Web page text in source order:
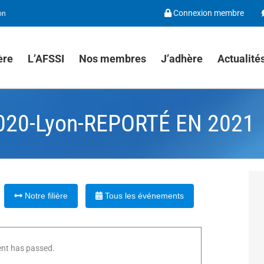
Connexion membre
L’AFSSI Nos membres J’adhère
Lyon-REPORTÉ EN 2021
Notre filière Tous les événements
has passed.